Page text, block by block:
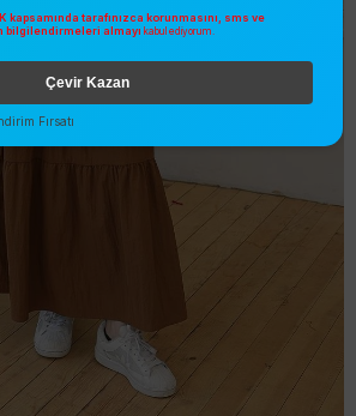
kapsamında tarafınızca korunmasını, sms ve
bilgilendirmeleri almayı kabul ediyorum.
Çevir Kazan
Fırsatı